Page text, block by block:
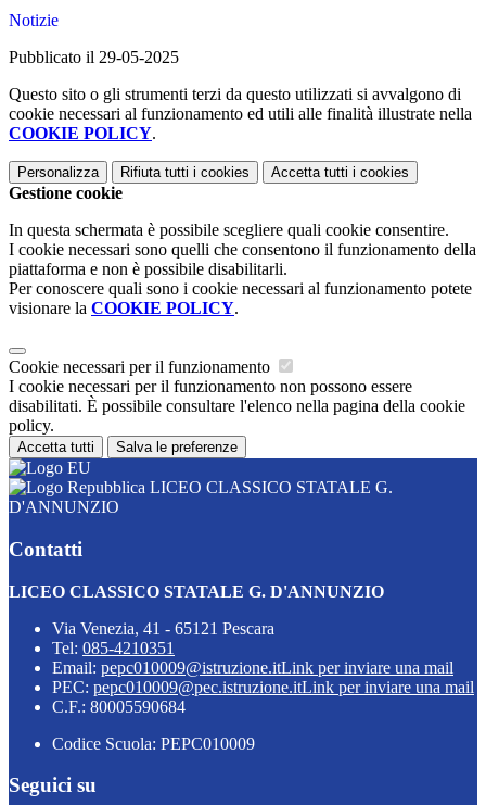
Notizie
Pubblicato il 29-05-2025
Questo sito o gli strumenti terzi da questo utilizzati si avvalgono di
cookie necessari al funzionamento ed utili alle finalità illustrate nella
COOKIE POLICY.
Personalizza Rifiuta tutti i cookies Accetta tutti i cookies
Gestione cookie
In questa schermata è possibile scegliere quali cookie consentire.
I cookie necessari sono quelli che consentono il funzionamento della
piattaforma e non è possibile disabilitarli.
Per conoscere quali sono i cookie necessari al funzionamento potete
visionare la COOKIE POLICY.
Cookie necessari per il funzionamento
I cookie necessari per il funzionamento non possono essere
disabilitati. È possibile consultare l'elenco nella pagina della cookie
policy.
Accetta tutti Salva le preferenze
LICEO CLASSICO STATALE G.
D'ANNUNZIO
Contatti
LICEO CLASSICO STATALE G. D'ANNUNZIO
Via Venezia, 41 - 65121 Pescara
Tel: 085-4210351
Email: pepc010009@istruzione.itLink per inviare una mail
PEC: pepc010009@pec.istruzione.itLink per inviare una mail
C.F.: 80005590684
Codice Scuola: PEPC010009
Seguici su